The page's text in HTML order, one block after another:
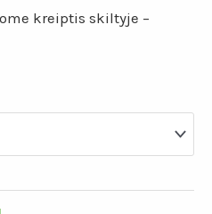
kreiptis skiltyje –